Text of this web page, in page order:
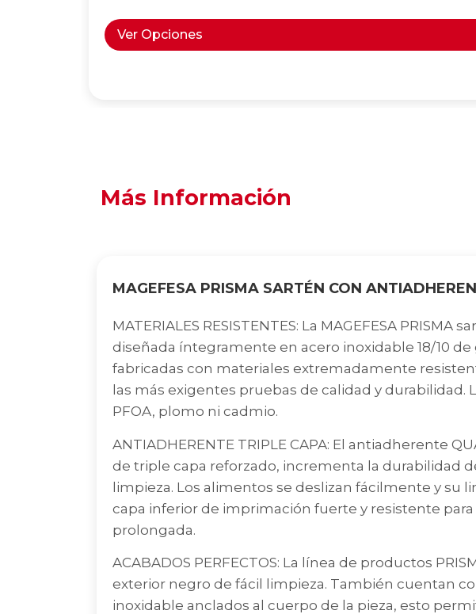
Ver Opciones
Más Información
MAGEFESA PRISMA SARTÉN CON
MATERIALES RESISTENTES: La MAGEFESA
diseñada íntegramente en acero inoxidable 18/10 de
fabricadas con materiales extremadamente
las más exigentes pruebas de calidad y durabilidad.
PFOA, plomo ni cadmio.
ANTIADHERENTE TRIPLE CAPA: El antiadherente
de triple capa reforzado, incrementa la durabilidad
limpieza. Los alimentos se deslizan fácilmente y su
capa inferior de imprimación fuerte y resistente
prolongada.
ACABADOS PERFECTOS: La línea de productos
exterior negro de fácil limpieza. También cuentan
inoxidable anclados al cuerpo de la pieza, esto